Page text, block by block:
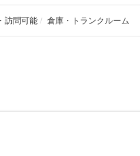
訪問可能 倉庫・トランクルーム